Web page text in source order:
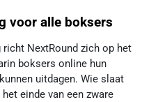
voor alle boksers
NextRound zich op het
boksers online hun
uitdagen. Wie slaat
einde van een zware